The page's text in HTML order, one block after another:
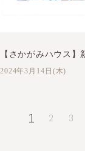
【さかがみハウス
2024年3月14日(木)
1 2 3